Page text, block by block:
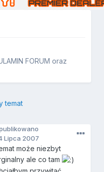
FORUM oraz
temat
Lipca 2007
może niezbyt
ale co tam